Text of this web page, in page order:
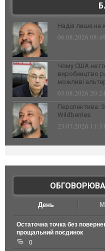
Надія лише на
06.08.2026 08:49
Чому США не
виробництво
можливі
03.08.2026 20:24
Перспектива:
Wildberries
23.07.2026 11:31
День
Остаточна точка без
прощальний поєдинок
0